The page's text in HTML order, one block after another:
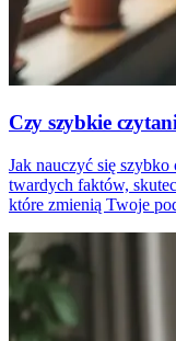
Czy szybkie
Jak nauczyć się
twardych faktów,
które zmienią Twoje